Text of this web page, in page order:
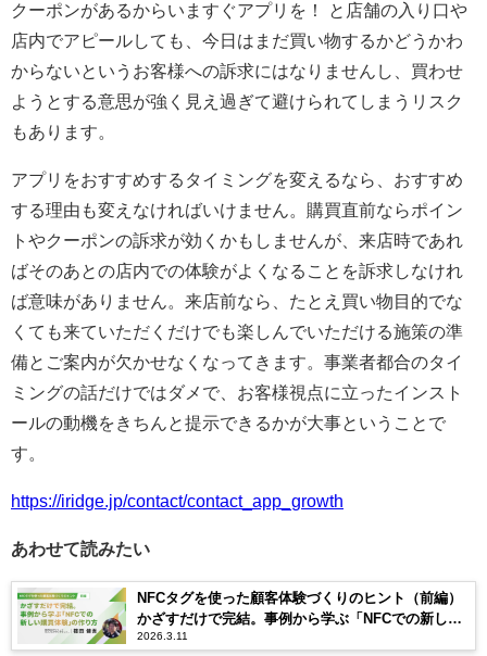
クーポンがあるからいますぐアプリを！ と店舗の入り口や
店内でアピールしても、今日はまだ買い物するかどうかわ
からないというお客様への訴求にはなりませんし、買わせ
ようとする意思が強く見え過ぎて避けられてしまうリスク
もあります。
アプリをおすすめするタイミングを変えるなら、おすすめ
する理由も変えなければいけません。購買直前ならポイン
トやクーポンの訴求が効くかもしませんが、来店時であれ
ばそのあとの店内での体験がよくなることを訴求しなけれ
ば意味がありません。来店前なら、たとえ買い物目的でな
くても来ていただくだけでも楽しんでいただける施策の準
備とご案内が欠かせなくなってきます。事業者都合のタイ
ミングの話だけではダメで、お客様視点に立ったインスト
ールの動機をきちんと提示できるかが大事ということで
す。
https://iridge.jp/contact/contact_app_growth
あわせて読みたい
NFCタグを使った顧客体験づくりのヒント（前編）
かざすだけで完結。事例から学ぶ「NFCでの新しい
購買体験」の作り方
2026.3.11